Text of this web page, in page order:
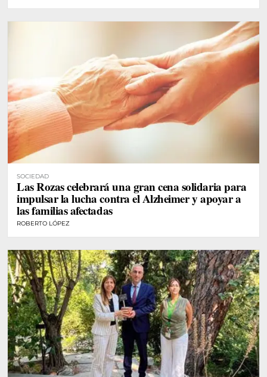
SOCIEDAD
Las Rozas celebrará una gran cena solidaria para
impulsar la lucha contra el Alzheimer y apoyar a
las familias afectadas
ROBERTO LÓPEZ